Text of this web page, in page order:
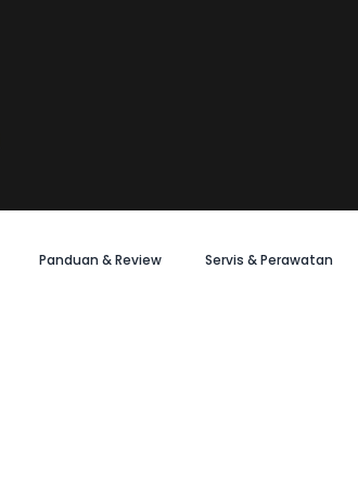
Panduan & Review Servis & Perawatan